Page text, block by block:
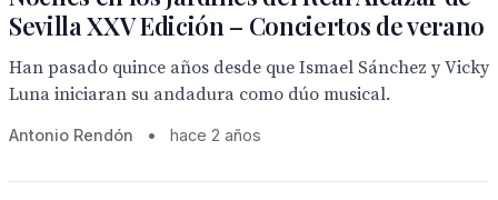
Sevilla XXV Edición – Conciertos de verano
Han pasado quince años desde que Ismael Sánchez y Vicky
Luna iniciaran su andadura como dúo musical.
Antonio Rendón • hace 2 años